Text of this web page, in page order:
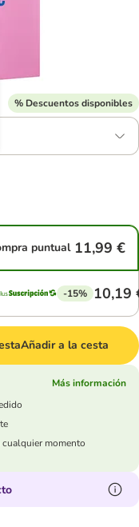
% Descuentos disponibles
puntual 11,99 €
-15% 10,19
Añadir a la cesta
Más información
momento